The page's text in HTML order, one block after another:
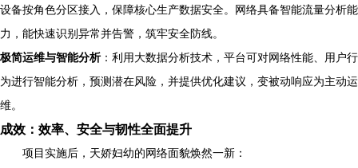
设备按角色分区接入，保障核心生产数据安全。网络具备智能流量分析能
力，能快速识别异常并告警，筑牢安全防线。
极简运维与智能分析：利用大数据分析技术，平台可对网络性能、用户行
为进行智能分析，预测潜在风险，并提供优化建议，变被动响应为主动运
维。
成效：效率、安全与韧性全面提升
项目实施后，天娇妇幼的网络面貌焕然一新：